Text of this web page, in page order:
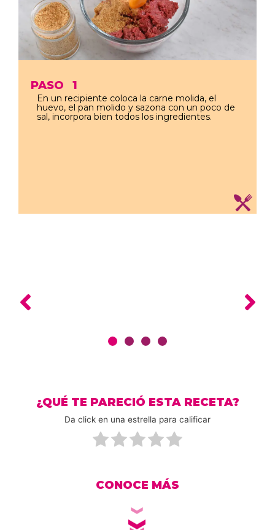
PASO 1
En un recipiente coloca la carne molida, el
huevo, el pan molido y sazona con un poco de
sal, incorpora bien todos los ingredientes.
¿QUÉ TE PARECIÓ ESTA RECETA?
Da click en una estrella para calificar
CONOCE MÁS